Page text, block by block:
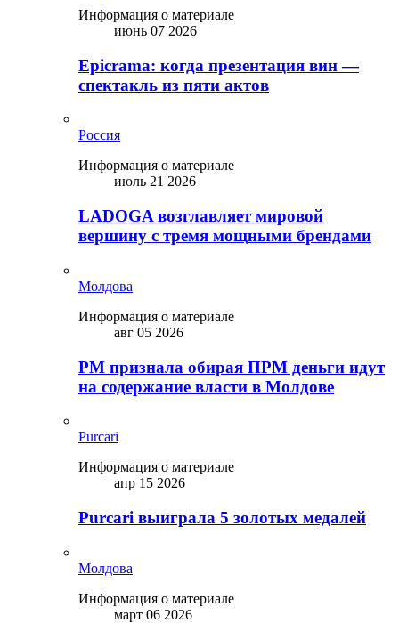
Информация о материале
июнь 07 2026
Epicrama: когда презентация вин —
спектакль из пяти актов
Россия
Информация о материале
июль 21 2026
LADOGA возглавляет мировой
вершину с тремя мощными брендами
Молдова
Информация о материале
авг 05 2026
PM признала обирая ПРМ деньги идут
на содержание власти в Молдове
Purcari
Информация о материале
апр 15 2026
Purcari выиграла 5 золотых медалей
Молдова
Информация о материале
март 06 2026